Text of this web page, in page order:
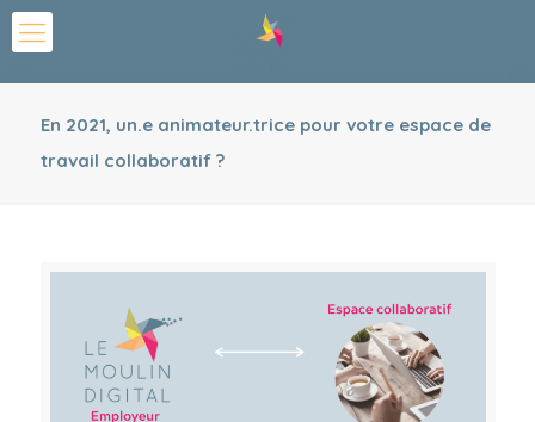
En 2021, un.e animateur.trice pour votre espace de
travail collaboratif ?